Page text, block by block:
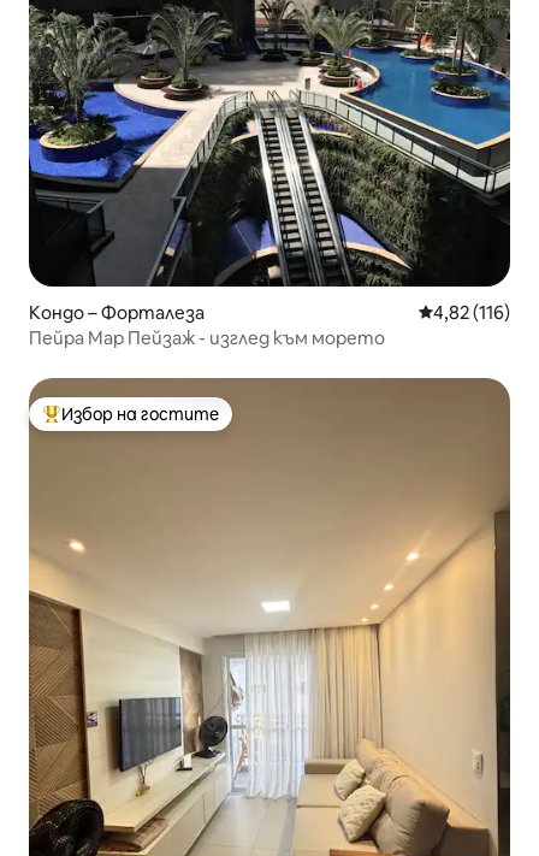
Кондо – Форталеза Средна
4,82 (116)
Пейра Мар Пейзаж - изглед към морето
Най-популярен избор на гостите
Избор на гостите